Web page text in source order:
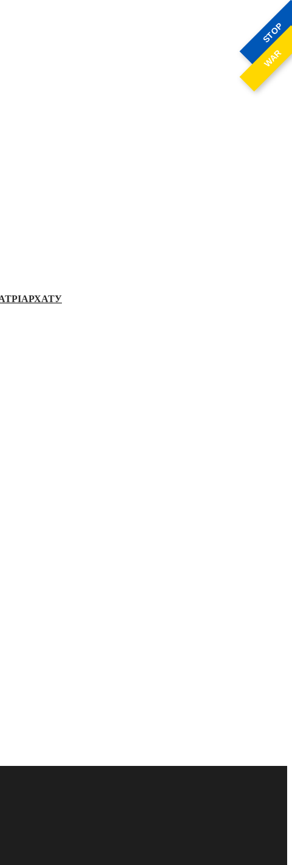
STOP
WAR